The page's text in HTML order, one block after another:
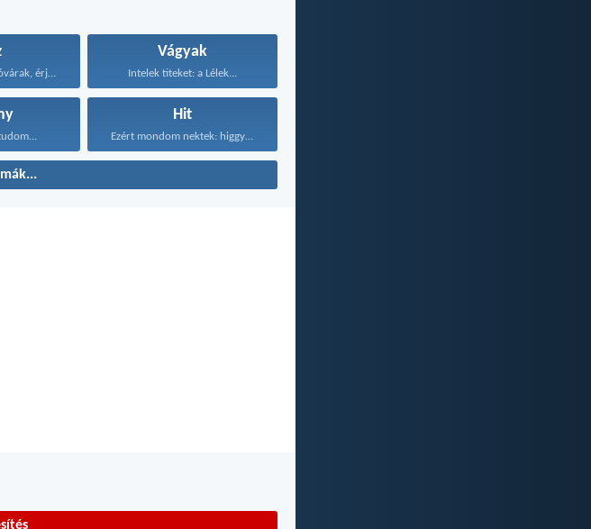
Vágyak
Intelek titeket: a Lélek...
Hit
Ezért mondom nektek: higgyétek...